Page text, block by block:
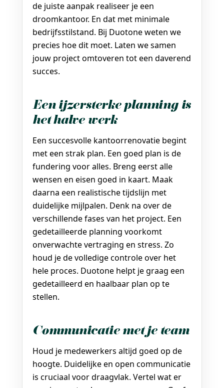
de juiste aanpak realiseer je een
droomkantoor. En dat met minimale
bedrijfsstilstand. Bij Duotone weten we
precies hoe dit moet. Laten we samen
jouw project omtoveren tot een daverend
succes.
Een ijzersterke planning is
het halve werk
Een succesvolle kantoorrenovatie begint
met een strak plan. Een goed plan is de
fundering voor alles. Breng eerst alle
wensen en eisen goed in kaart. Maak
daarna een realistische tijdslijn met
duidelijke mijlpalen. Denk na over de
verschillende fases van het project. Een
gedetailleerde planning voorkomt
onverwachte vertraging en stress. Zo
houd je de volledige controle over het
hele proces. Duotone helpt je graag een
gedetailleerd en haalbaar plan op te
stellen.
Communicatie met je team
Houd je medewerkers altijd goed op de
hoogte. Duidelijke en open communicatie
is cruciaal voor draagvlak. Vertel wat er